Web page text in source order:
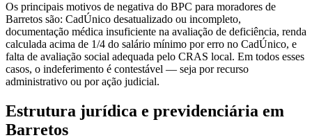
Os principais motivos de negativa do BPC para moradores de
Barretos são: CadÚnico desatualizado ou incompleto,
documentação médica insuficiente na avaliação de deficiência, renda
calculada acima de 1/4 do salário mínimo por erro no CadÚnico, e
falta de avaliação social adequada pelo CRAS local. Em todos esses
casos, o indeferimento é contestável — seja por recurso
administrativo ou por ação judicial.
Estrutura jurídica e previdenciária em
Barretos